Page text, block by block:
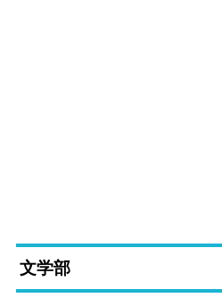
文学部